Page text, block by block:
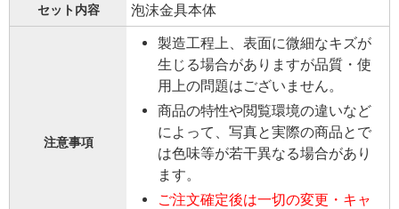
セット内容 泡沫金具本体
注意事項
製造工程上、表面に微細なキズが
生じる場合がありますが品質・使
用上の問題はございません。
商品の特性や閲覧環境の違いなど
によって、写真と実際の商品とで
は色味等が若干異なる場合があり
ます。
ご注文確定後は一切の変更・キャ